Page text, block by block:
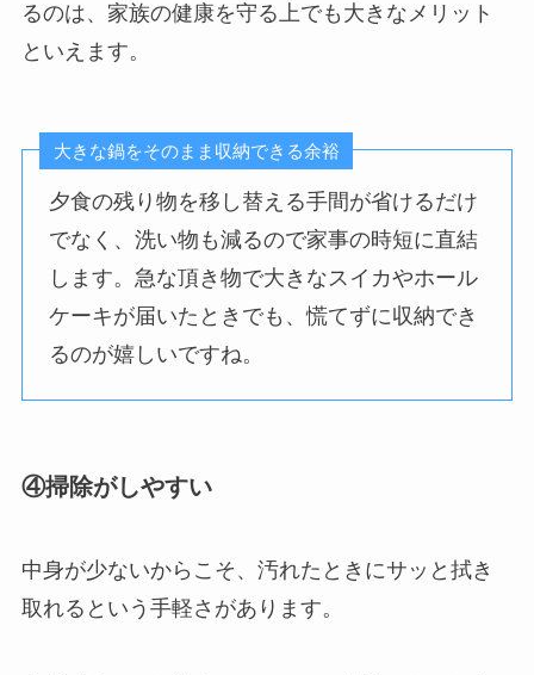
るのは、家族の健康を守る上でも大きなメリット
といえます。
大きな鍋をそのまま収納できる余裕
夕食の残り物を移し替える手間が省けるだけ
でなく、洗い物も減るので家事の時短に直結
します。急な頂き物で大きなスイカやホール
ケーキが届いたときでも、慌てずに収納でき
るのが嬉しいですね。
④掃除がしやすい
中身が少ないからこそ、汚れたときにサッと拭き
取れるという手軽さがあります。